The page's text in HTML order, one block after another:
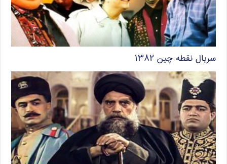
سریال نقطه چین ۱۳۸۲